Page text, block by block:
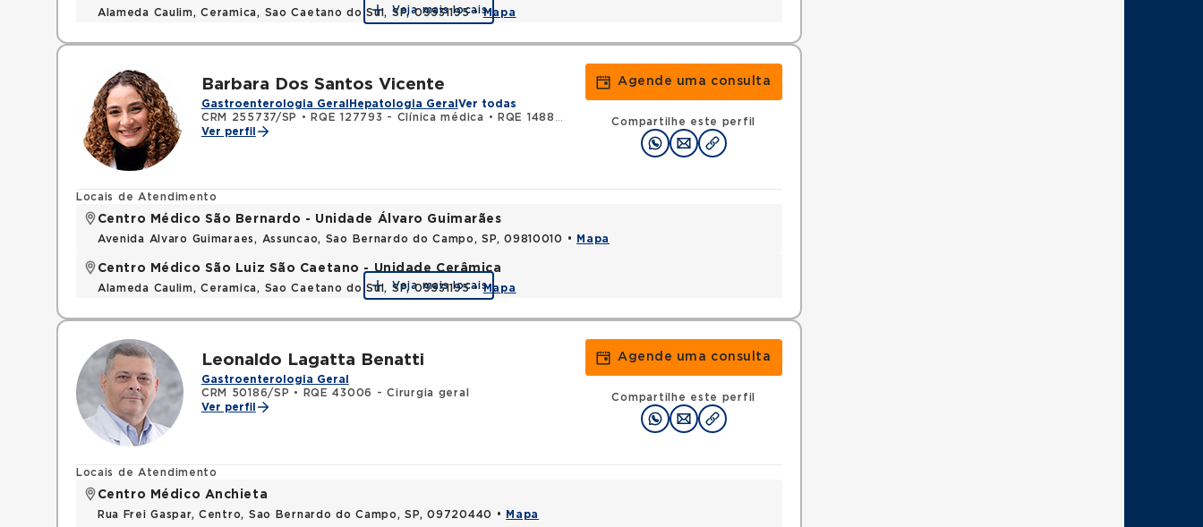
Alameda Caulim, Ceramica, Sao Caetano do Sul, SP, 09531195 •Mapa
Veja mais locais
Barbara Dos Santos Vicente
Gastroenterologia Geral Hepatologia Geral Ver todas
CRM 255737/SP
• RQE 127793 - Clínica médica •
RQE 148850 - Gastroenterologia
Ver perfil
Agende uma consulta
Compartilhe este perfil
Locais de Atendimento
Centro Médico São Bernardo - Unidade Álvaro Guimarães
Avenida Alvaro Guimaraes, Assuncao, Sao Bernardo do Campo, SP, 09810010 • Mapa
Centro Médico São Luiz São Caetano - Unidade Cerâmica
Alameda Caulim, Ceramica, Sao Caetano do Sul, SP, 09531195 •Mapa
Veja mais locais
Leonaldo Lagatta Benatti
Gastroenterologia Geral
CRM 50186/SP •
RQE 43006 - Cirurgia geral
Ver perfil
Agende uma consulta
Compartilhe este perfil
Locais de Atendimento
Centro Médico Anchieta
Rua Frei Gaspar, Centro, Sao Bernardo do Campo, SP, 09720440 • Mapa